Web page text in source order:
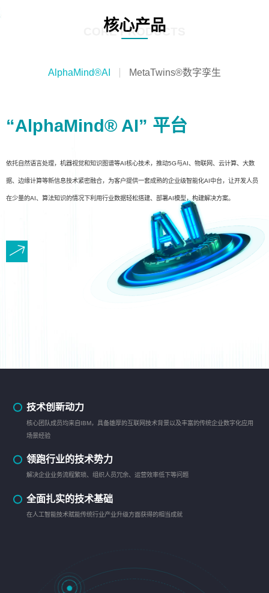
核心产品
CORE PRODUCTS
AlphaMind®AI MetaTwins®数字孪生
“AlphaMind® AI” 平台
依托自然语言处理，机器视觉和知识图谱等AI核心技术，推动5G与AI、物联网、云计算、大数
据、边缘计算等新信息技术紧密融合，为客户提供一套成熟的企业级智能化AI中台，让开发人员
在少量的AI、算法知识的情况下利用行业数据轻松搭建、部署AI模型，构建解决方案。
技术创新动力
核心团队成员均来自IBM，具备雄厚的互联网技术背景以及丰富的传统企业数字化应用
场景经验
领跑行业的技术势力
解决企业业务流程繁琐、组织人员冗余、运营效率低下等问题
全面扎实的技术基础
在人工智能技术赋能传统行业产业升级方面获得的相当成就